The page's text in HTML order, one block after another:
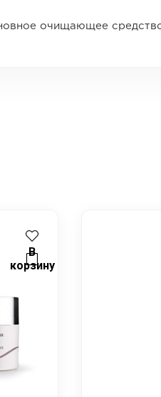
очищающее
В
корзину